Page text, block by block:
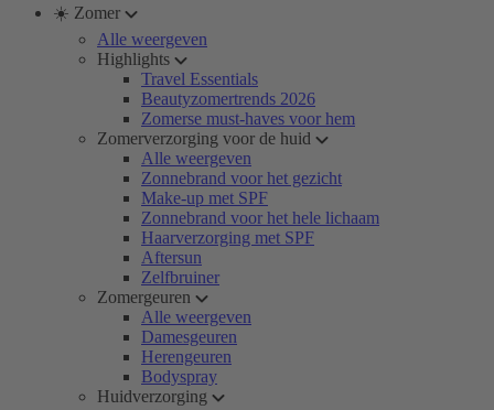
☀️ Zomer
Alle weergeven
Highlights
Travel Essentials
Beautyzomertrends 2026
Zomerse must-haves voor hem
Zomerverzorging voor de huid
Alle weergeven
Zonnebrand voor het gezicht
Make-up met SPF
Zonnebrand voor het hele lichaam
Haarverzorging met SPF
Aftersun
Zelfbruiner
Zomergeuren
Alle weergeven
Damesgeuren
Herengeuren
Bodyspray
Huidverzorging